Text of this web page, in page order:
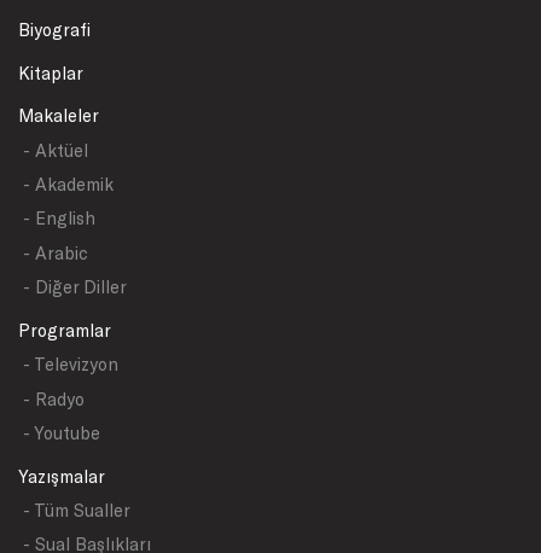
Biyografi
Kitaplar
Makaleler
- Aktüel
- Akademik
- English
- Arabic
- Diğer Diller
Programlar
- Televizyon
- Radyo
- Youtube
Yazışmalar
- Tüm Sualler
- Sual Başlıkları